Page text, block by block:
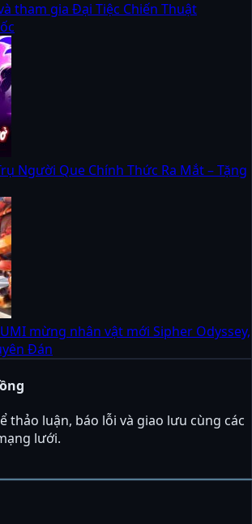
tham gia Đại Tiệc Chiến Thuật
Người Que Chính Thức Ra Mắt – Tặng
mừng nhân vật mới Sipher Odyssey,
Đán
thảo luận, báo lỗi và giao lưu cùng các
lưới.